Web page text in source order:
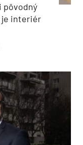
pôvodný
je interiér